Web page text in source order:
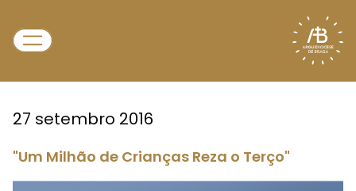
27 setembro 2016
"Um Milhão de Crianças Reza o Terço"